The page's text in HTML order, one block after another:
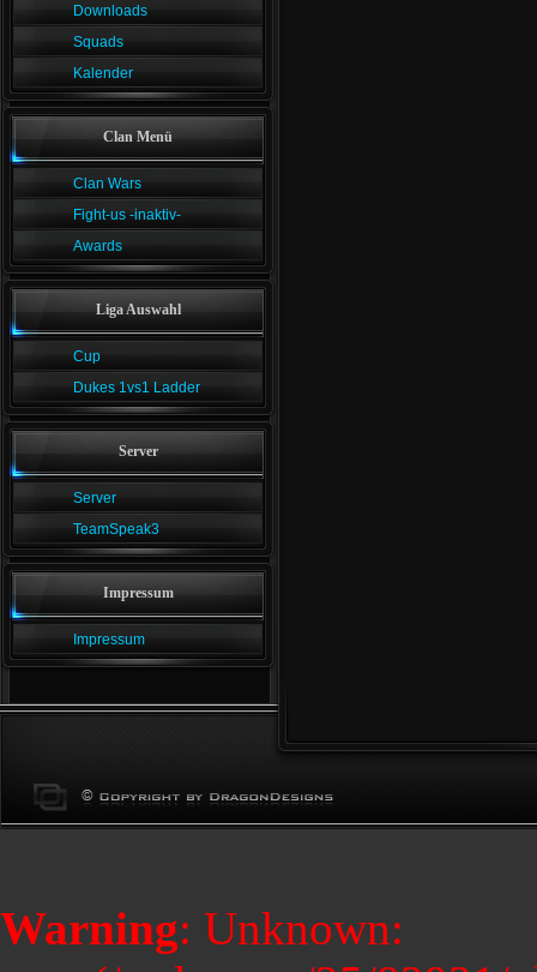
Downloads
Squads
Kalender
Clan Menü
Clan Wars
Fight-us -inaktiv-
Awards
Liga Auswahl
Cup
Dukes 1vs1 Ladder
Server
Server
TeamSpeak3
Impressum
Impressum
Warning: Unknown: